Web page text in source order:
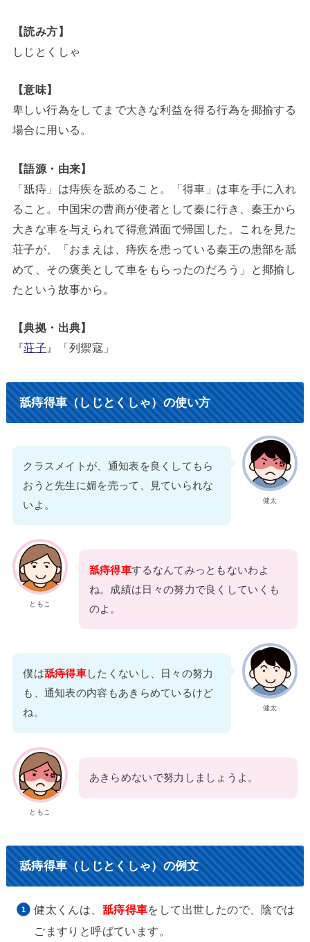
【読み方】
しじとくしゃ
【意味】
卑しい行為をしてまで大きな利益を得る行為を揶揄する
場合に用いる。
【語源・由来】
「舐痔」は痔疾を舐めること。「得車」は車を手に入れ
ること。中国宋の曹商が使者として秦に行き、秦王から
大きな車を与えられて得意満面で帰国した。これを見た
荘子が、「おまえは、痔疾を患っている秦王の患部を舐
めて、その褒美として車をもらったのだろう」と揶揄し
たという故事から。
【典拠・出典】
『荘子 』「列禦寇」
舐痔得車（しじとくしゃ）の使い方
健太
クラスメイトが、通知表を良くしてもら
おうと先生に媚を売って、見ていられな
いよ。
ともこ
舐痔得車するなんてみっともないわよ
ね。成績は日々の努力で良くしていくも
のよ。
健太
僕は舐痔得車したくないし、日々の努力
も、通知表の内容もあきらめているけど
ね。
ともこ
あきらめないで努力しましょうよ。
舐痔得車（しじとくしゃ）の例文
健太くんは、 舐痔得車をして出世したので、陰では
ごますりと呼ばています。